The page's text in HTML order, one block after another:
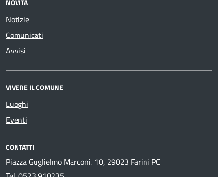
NOVITÀ
Notizie
Comunicati
Avvisi
VIVERE IL COMUNE
Luoghi
Eventi
CONTATTI
Piazza Guglielmo Marconi, 10, 29023 Farini PC